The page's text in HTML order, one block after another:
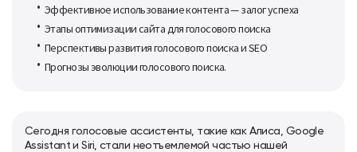
Эффективное использование контента — залог успеха
Этапы оптимизации сайта для голосового поиска
Перспективы развития голосового поиска и SEO
Прогнозы эволюции голосового поиска.
Сегодня голосовые ассистенты, такие как Алиса, Google
Assistant и Siri, стали неотъемлемой частью нашей